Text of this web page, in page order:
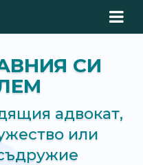
СИ
адвокат,
или